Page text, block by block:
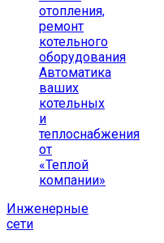
отопления,
ремонт
котельного
оборудования
Автоматика
ваших
котельных
и
теплоснабжения
от
«Теплой
компании»
Инженерные
сети